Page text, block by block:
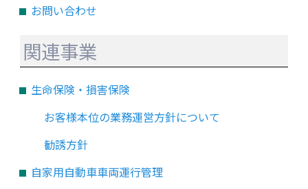
お問い合わせ
関連事業
生命保険・損害保険
お客様本位の業務運営方針について
勧誘方針
自家用自動車車両運行管理